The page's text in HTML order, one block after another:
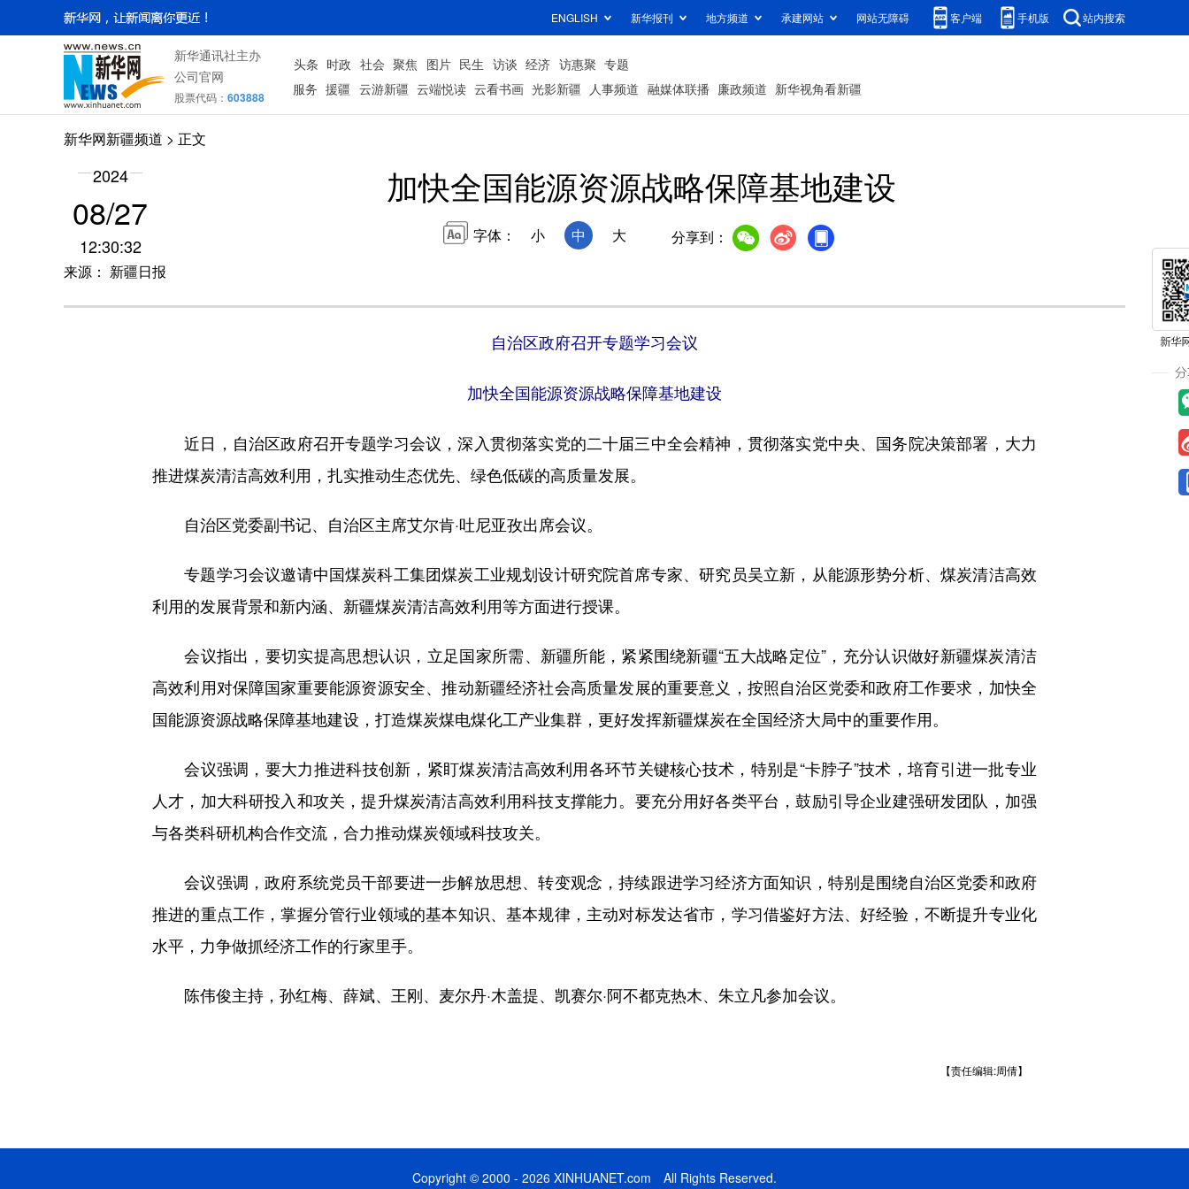
ENGLISH 新华报刊 地方频道 承建网站 网站无障碍 客户端 手机版 站内搜索
新华通讯社主办
公司官网
股票代码： 603888
头条 时政 社会 聚焦 图片 民生 访谈 经济 访惠聚 专题
服务 援疆 云游新疆 云端悦读 云看书画 光影新疆 人事频道 融媒体联播 廉政频道 新华视角看新疆
新华网新疆频道 > 正文
2024
08/27
12:30:32
来源： 新疆日报
加快全国能源资源战略保障基地建设
字体： 小 中 大 分享到：
自治区政府召开专题学习会议
加快全国能源资源战略保障基地建设
近日，自治区政府召开专题学习会议，深入贯彻落实党的二十届三中全会精神，贯彻落实党中央、国务院决策部署，大力
推进煤炭清洁高效利用，扎实推动生态优先、绿色低碳的高质量发展。
自治区党委副书记、自治区主席艾尔肯·吐尼亚孜出席会议。
专题学习会议邀请中国煤炭科工集团煤炭工业规划设计研究院首席专家、研究员吴立新，从能源形势分析、煤炭清洁高效
利用的发展背景和新内涵、新疆煤炭清洁高效利用等方面进行授课。
会议指出，要切实提高思想认识，立足国家所需、新疆所能，紧紧围绕新疆“五大战略定位”，充分认识做好新疆煤炭清洁
高效利用对保障国家重要能源资源安全、推动新疆经济社会高质量发展的重要意义，按照自治区党委和政府工作要求，加快全
国能源资源战略保障基地建设，打造煤炭煤电煤化工产业集群，更好发挥新疆煤炭在全国经济大局中的重要作用。
会议强调，要大力推进科技创新，紧盯煤炭清洁高效利用各环节关键核心技术，特别是“卡脖子”技术，培育引进一批专业
人才，加大科研投入和攻关，提升煤炭清洁高效利用科技支撑能力。要充分用好各类平台，鼓励引导企业建强研发团队，加强
与各类科研机构合作交流，合力推动煤炭领域科技攻关。
会议强调，政府系统党员干部要进一步解放思想、转变观念，持续跟进学习经济方面知识，特别是围绕自治区党委和政府
推进的重点工作，掌握分管行业领域的基本知识、基本规律，主动对标发达省市，学习借鉴好方法、好经验，不断提升专业化
水平，力争做抓经济工作的行家里手。
陈伟俊主持，孙红梅、薛斌、王刚、麦尔丹·木盖提、凯赛尔·阿不都克热木、朱立凡参加会议。
【责任编辑:周倩】
Copyright © 2000 - 2026 XINHUANET.com All Rights Reserved.